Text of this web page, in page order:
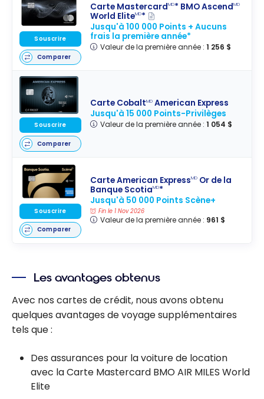
Carte MastercardMD* BMO AscendMD
World EliteMD*
Jusqu'à 100 000 Points + Aucuns
frais la première année*
Valeur de la première année : 1 256 $
Souscrire
Comparer
Carte CobaltMD American Express
Jusqu'à 15 000 Points-Privilèges
Valeur de la première année : 1 054 $
Souscrire
Comparer
Carte American ExpressMD Or de la
Banque ScotiaMD*
Jusqu'à 50 000 Points Scène+
Fin le 1 Nov 2026
Valeur de la première année : 961 $
Souscrire
Comparer
Les avantages obtenus
Avec nos cartes de crédit, nous avons obtenu
quelques avantages de voyage supplémentaires
tels que :
Des assurances pour la voiture de location
avec la Carte Mastercard BMO AIR MILES World
Elite